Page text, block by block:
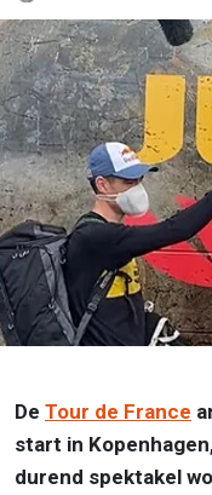
De Tour de France
start in
durend spektakel